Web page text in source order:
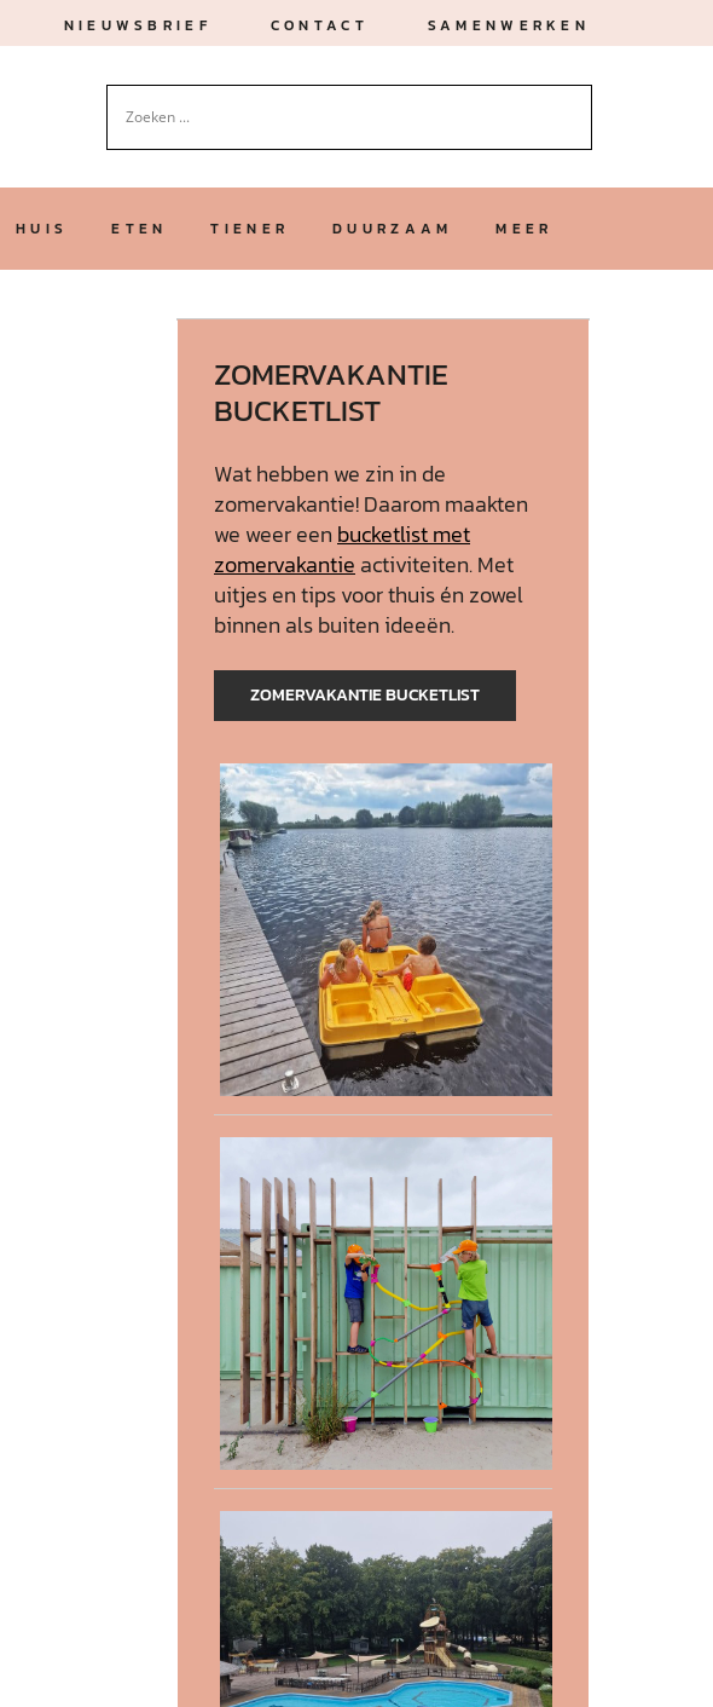
NIEUWSBRIEF CONTACT SAMENWERKEN
HUIS ETEN TIENER DUURZAAM MEER
ZOMERVAKANTIE
BUCKETLIST
Wat hebben we zin in de
zomervakantie! Daarom maakten
we weer een bucketlist met
zomervakantie activiteiten. Met
uitjes en tips voor thuis én zowel
binnen als buiten ideeën.
ZOMERVAKANTIE BUCKETLIST